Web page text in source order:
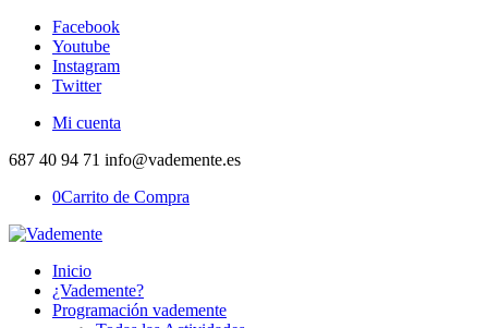
Facebook
Youtube
Instagram
Twitter
Mi cuenta
687 40 94 71 info@vademente.es
0Carrito de Compra
Inicio
¿Vademente?
Programación vademente